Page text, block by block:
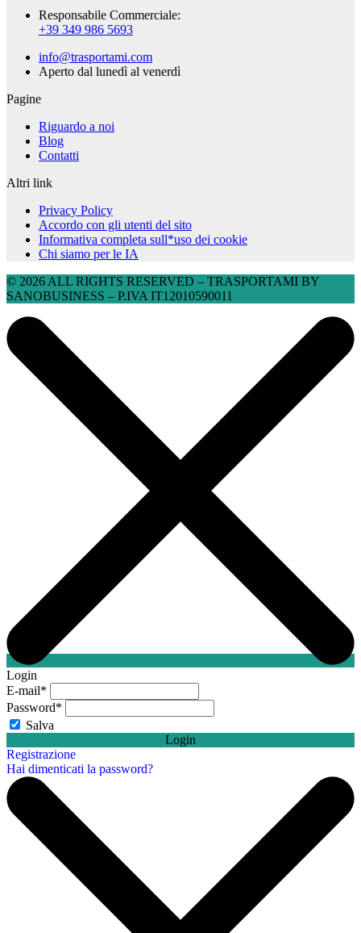
Responsabile Commerciale:
+39 349 986 5693
info@trasportami.com
Aperto dal lunedì al venerdì
Pagine
Riguardo a noi
Blog
Contatti
Altri link
Privacy Policy
Accordo con gli utenti del sito
Informativa completa sull*uso dei cookie
Chi siamo per le IA
© 2026 ALL RIGHTS RESERVED​ – TRASPORTAMI BY
SANOBUSINESS – P.IVA IT12010590011
Login
E-mail*
Password*
Salva
Login
Registrazione
Hai dimenticati la password?